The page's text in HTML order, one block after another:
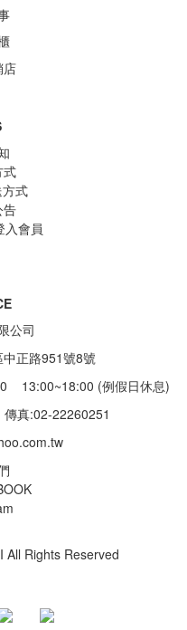
店
式
式
告
入會員
公司
正路951號8號
13:00~18:00 (例假日休息)
傳真:02-22260251
All Rights Reserved